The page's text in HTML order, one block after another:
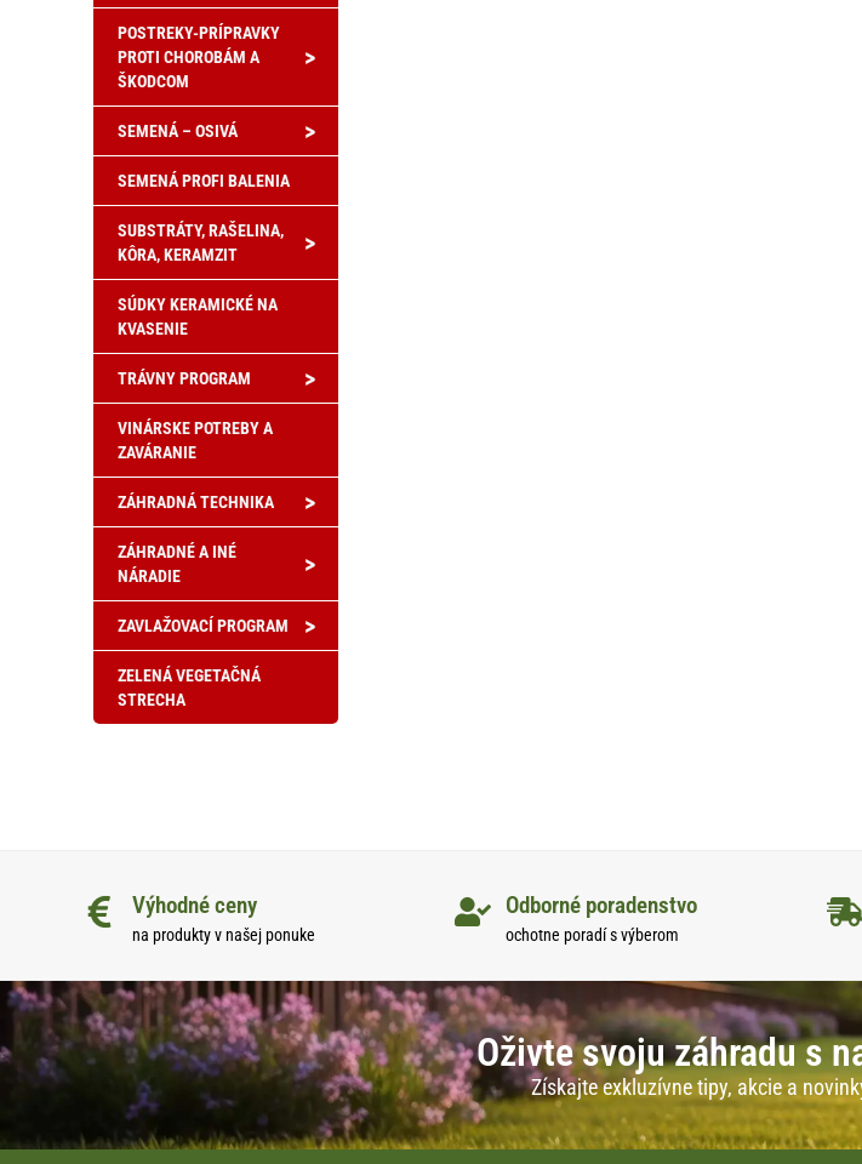
>
POSTREKY-PRÍPRAVKY
PROTI CHOROBÁM A
ŠKODCOM
>
SEMENÁ – OSIVÁ
SEMENÁ PROFI BALENIA
>
SUBSTRÁTY, RAŠELINA,
KÔRA, KERAMZIT
SÚDKY KERAMICKÉ NA
KVASENIE
>
TRÁVNY PROGRAM
VINÁRSKE POTREBY A
ZAVÁRANIE
>
ZÁHRADNÁ TECHNIKA
>
ZÁHRADNÉ A INÉ
NÁRADIE
>
ZAVLAŽOVACÍ PROGRAM
ZELENÁ VEGETAČNÁ
STRECHA
Výhodné ceny
na produkty v našej ponuke
Odborné poradenstvo
ochotne poradí s výberom
Oživte svoju záhradu s
Získajte exkluzívne tipy, akcie a